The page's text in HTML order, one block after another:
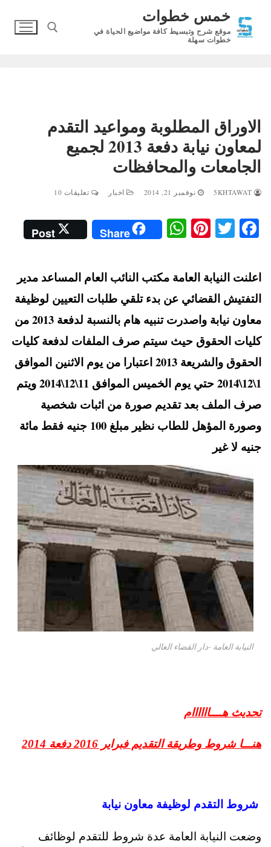
المحتوى
خمس خطوات
موقع شرح وتبسيط كافة مواضيع الحياة في
خطوات سهلة
الاوراق المطلوبة ومواعيد التقدم
لمعاون نيابة دفعة 2013 لجميع
الجامعات والمحافظات
نوفمبر 21, 2014 اخبار تعليقات 10
Fa
bo
ok
T
tte
r
Pi
er
es
t
W
ha
ts
A
pp
Share
Post
اعلنت النيابة العامة مكتب النائب العام المساعد مدير
التفتيش القضائي عن بدء تلقي طلبات التعيين لوظيفة
معاون نيابة واصدرت تنبيه هام بالنسبة لدفعة 2013 من
كليات الحقوق حيث سيتم صرف الملفات لدفعة كليات
الحقوق والشريعة 2013 اعتبارا من يوم الاثنين الموافق
1\12\2014 حتي يوم الخميس الموافق 11\12\2014 ويتم
صرف الملف بعد تقديم صورة من اثبات شخصية
وصورة المؤهل للطاب نظير مبلغ 100 جنيه فقط مائة
جنيه لا غير
النيابة العامة -دار القضاء العالي
تحديث هــــاااااام
هنـــا شروط وطريقة التقديم فبراير 2016 دفعة 2014
شروط التقدم لوظيفة معاون نيابة
وضعت النيابة العامة عدة شروط للتقدم لوظائف